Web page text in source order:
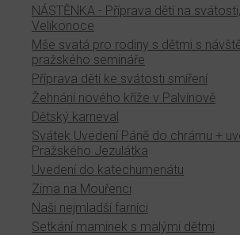
NÁSTĚNKA - Příprava dětí na svátosti,
Velikonoce
Mše svatá pro rodiny s dětmi s
pražského semináře
Příprava dětí ke svátosti smíření
Žehnání nového kříže v Palvínově
Dětský karneval
Svátek Uvedení Páně do chrámu +
Pražského Jezulátka
Uvedení do katechumenátu
Zima na Mouřenci
Naši nejmladší farníci
Setkání maminek s malými dětmi